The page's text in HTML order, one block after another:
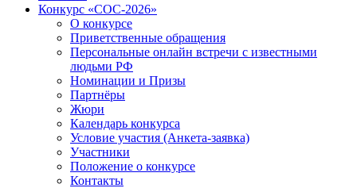
Конкурс «СОС-2026»
О конкурсе
Приветственные обращения
Персональные онлайн встречи с известными
людьми РФ
Номинации и Призы
Партнёры
Жюри
Календарь конкурса
Условие участия (Анкета-заявка)
Участники
Положение о конкурсе
Контакты